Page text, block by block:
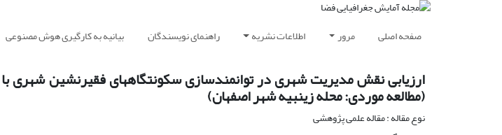
صفحه اصلی مرور اطلاعات نشریه راهنمای نویسندگان بیانیه به کارگیری هوش مصنوعی
ارزیابی نقش مدیریت شهری در توانمندسازی سکونتگاههای فقیرنشین شهری
(مطالعه موردی: محله زینبیه شهر اصفهان)
نوع مقاله : مقاله علمی پژوهشی